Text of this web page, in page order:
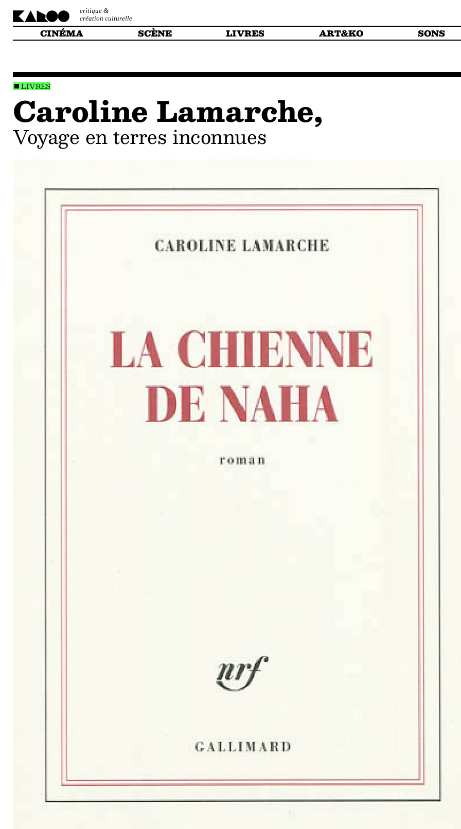
critique &
création culturelle
CINÉMA SCÈNE LIVRES ART&KO SONS
LIVRES
Caroline Lamarche,
voyage en terres inconnues